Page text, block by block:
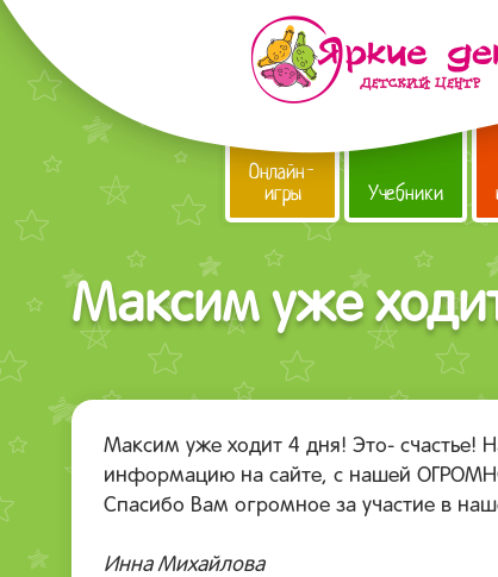
Онлайн-
игры Учебники
Максим уже
Максим уже ходит 4 дня! Это- счастье!
информацию на сайте, с нашей
Спасибо Вам огромное за участие в
Инна Михайлова